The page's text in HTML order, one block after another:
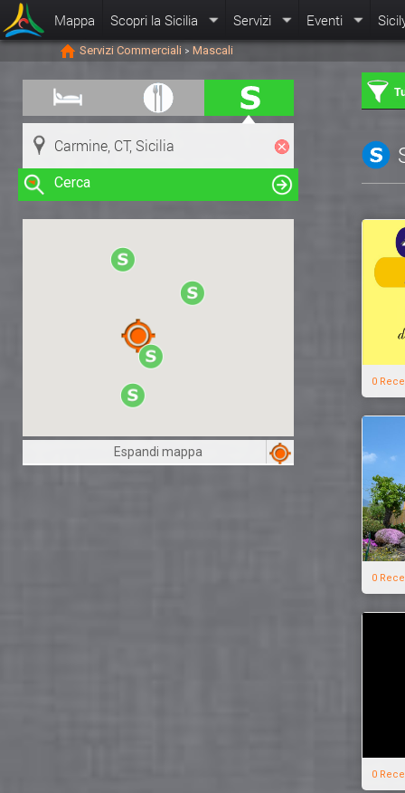
Mappa Scopri la Sicilia Servizi Eventi
Servizi Commerciali > Mascali
Cerca
Clicca su una risorsa nella mappa
per visualizzare le informazioni
Espandi mappa
0
0
0